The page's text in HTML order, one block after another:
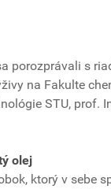
porozprávali s
na Fakulte
STU, prof.
olej
ktorý v sebe